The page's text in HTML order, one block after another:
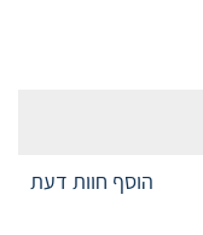
הוסף חוות דעת